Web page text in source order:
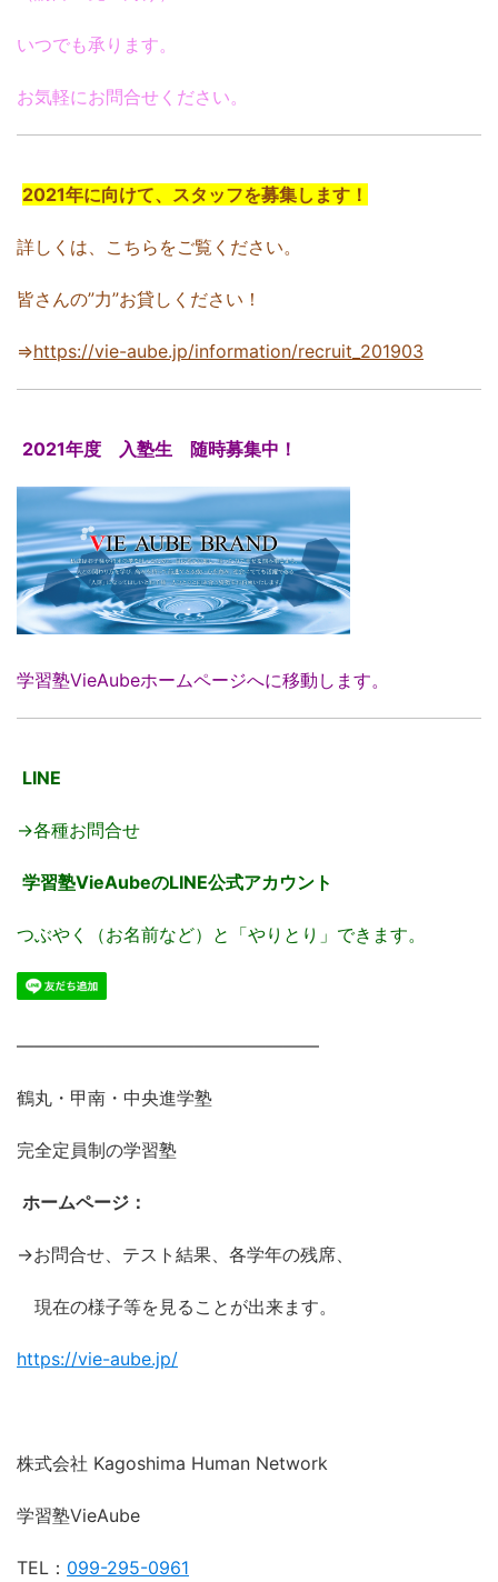
いつでも承ります。
お気軽にお問合せください。
2021年に向けて、スタッフを募集します！
詳しくは、こちらをご覧ください。
皆さんの”力”お貸しください！
⇒https://vie-aube.jp/information/recruit_201903
2021年度 入塾生 随時募集中！
学習塾VieAubeホームページへに移動します。
LINE
→各種お問合せ
学習塾VieAubeのLINE公式アカウント
つぶやく（お名前など）と「やりとり」できます。
―――――――――――――――――
鶴丸・甲南・中央進学塾
完全定員制の学習塾
ホームページ：
→お問合せ、テスト結果、各学年の残席、
現在の様子等を見ることが出来ます。
https://vie-aube.jp/
株式会社 Kagoshima Human Network
学習塾VieAube
TEL： 099-295-0961